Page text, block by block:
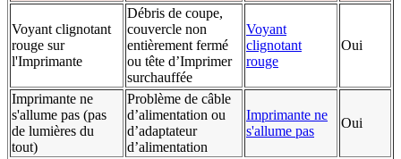
Voyant clignotant
rouge sur
l'Imprimante
Débris de coupe,
couvercle non
entièrement fermé
ou tête d’Imprimer
surchauffée
Voyant
clignotant
rouge
Oui
Imprimante ne
s'allume pas (pas
de lumières du
tout)
Problème de câble
d’alimentation ou
d’adaptateur
d’alimentation
Imprimante ne
s'allume pas
Oui